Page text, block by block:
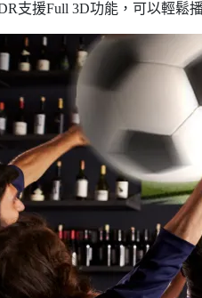
支援Full 3D功能，可以輕鬆